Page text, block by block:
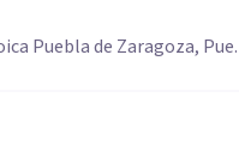
Puebla de Zaragoza, Pue.